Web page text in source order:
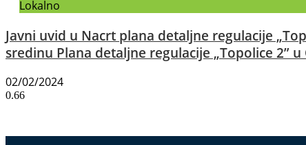
Lokalno
Javni uvid u Nacrt plana detaljne regulacije
sredinu Plana detaljne regulacije „Topolice 2”
02/02/2024